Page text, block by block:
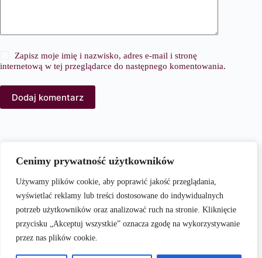
Cenimy prywatność użytkowników
Używamy plików cookie, aby poprawić jakość przeglądania,
wyświetlać reklamy lub treści dostosowane do indywidualnych
potrzeb użytkowników oraz analizować ruch na stronie. Kliknięcie
przycisku „Akceptuj wszystkie” oznacza zgodę na wykorzystywanie
przez nas plików cookie.
Zapisz moje imię i nazwisko, adres e-mail i stronę
internetową w tej przeglądarce do następnego komentowania.
Dodaj komentarz
PortalModowy.pl to kompleksowy serwis poświęcony
modzie, urodzie i stylowi życia. Naszym celem jest
czytelników do kreowania własnego stylu oraz świadomego
dbania o swój wygląd i samopoczucie.